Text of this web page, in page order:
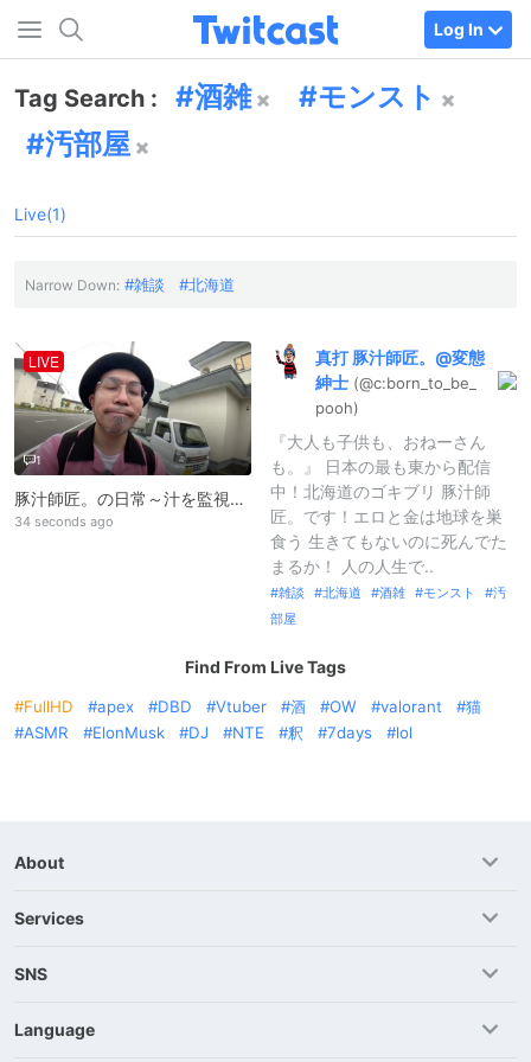
Log In
Tag Search : 酒雑
モンスト
汚部屋
Live(1)
Narrow Down: 雑談 北海道
LIVE
1
豚汁師匠。の日常～汁を監視・観察する枠～
34 seconds ago
真打 豚汁師匠。@変態
紳士 (@c:born_ to_ be_
pooh)
『大人も子供も、おねーさん
も。』 日本の最も東から配信
中！北海道のゴキブリ 豚汁師
匠。です！エロと金は地球を巣
食う 生きてもないのに死んでた
まるか！ 人の人生で..
雑談 北海道 酒雑 モンスト
汚
部屋
Find From Live Tags
FullHD apex DBD Vtuber 酒 OW valorant
猫
ASMR
ElonMusk DJ NTE 釈 7days lol
About
Services
SNS
Language